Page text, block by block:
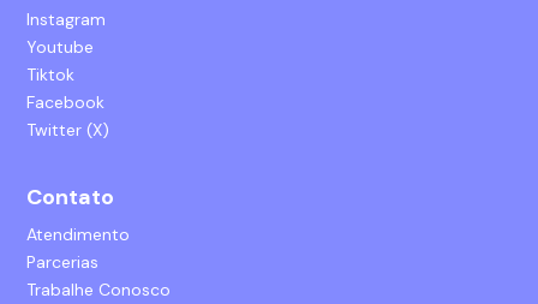
Instagram
Youtube
Tiktok
Facebook
Twitter (X)
Contato
Atendimento
Parcerias
Trabalhe Conosco